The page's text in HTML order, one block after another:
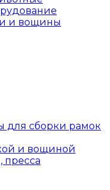
и вощины
для сборки рамок
и вощиной
пресса